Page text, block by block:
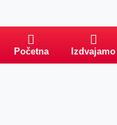
Početna Izdvajamo